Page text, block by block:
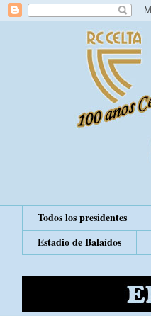
Todos los presidentes
Estadio de Balaídos